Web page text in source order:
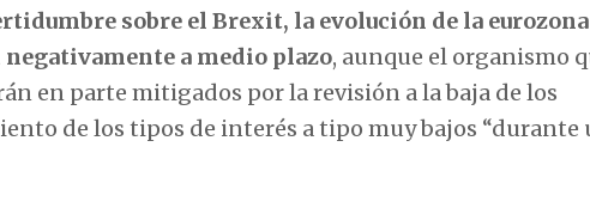
sobre el Brexit, la evolución de la
a medio plazo, aunque el organismo
en parte mitigados por la revisión a la baja de los
de los tipos de interés a tipo muy bajos “durante